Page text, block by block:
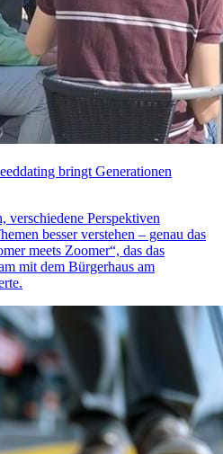
bringt Generationen
verschiedene Perspektiven
besser verstehen – genau das
meets Zoomer“, das das
mit dem Bürgerhaus am